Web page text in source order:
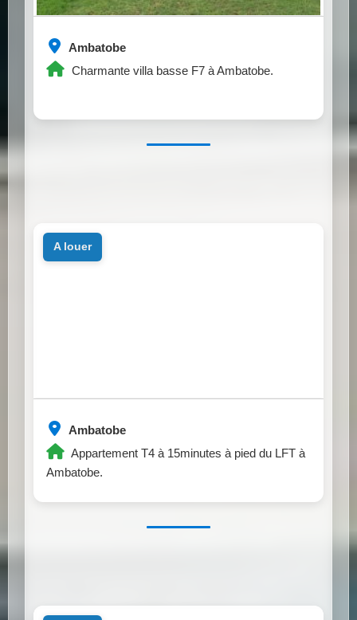
Ambatobe
Charmante villa basse F7 à Ambatobe.
Ambatobe
Appartement T4 à 15minutes à pied du LFT à
Ambatobe.
a louer